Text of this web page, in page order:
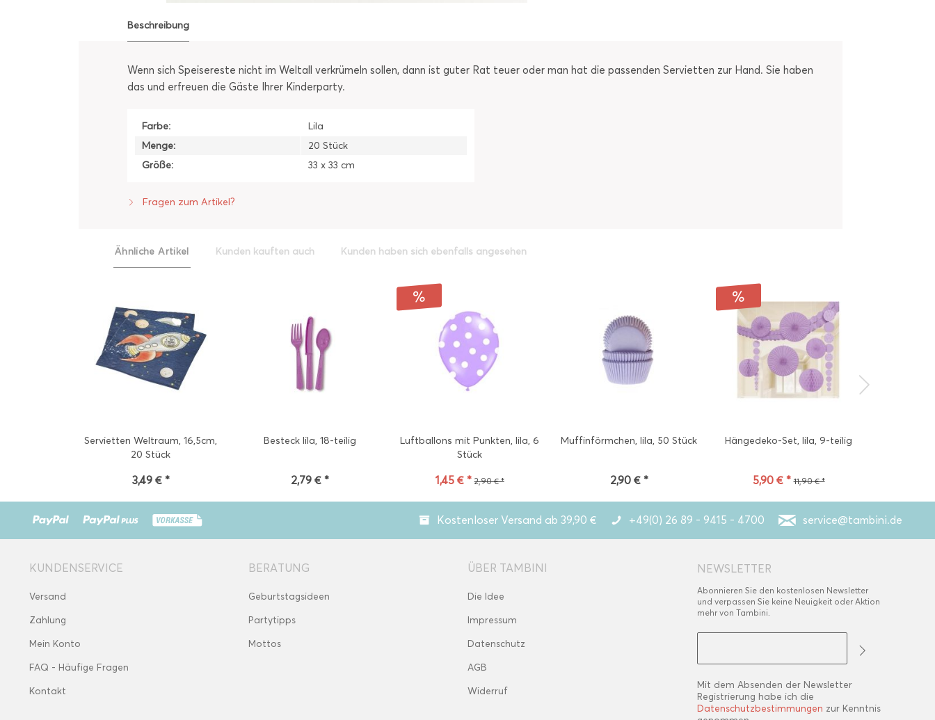
Beschreibung
Wenn sich Speisereste nicht im Weltall verkrümeln sollen, dann ist guter Rat teuer oder man hat die passenden Servietten zur Hand. Sie haben
das und erfreuen die Gäste Ihrer Kinderparty.
Farbe:
Lila
Menge:
20 Stück
Größe:
33 x 33 cm
Fragen zum Artikel?
Ähnliche Artikel Kunden kauften auch Kunden haben sich ebenfalls angesehen
Servietten Weltraum, 16,5cm,
20 Stück
3,49 € *
Besteck lila, 18-teilig
2,79 € *
Luftballons mit Punkten, lila, 6
Stück
1,45 € * 2,90 € *
Muffinförmchen, lila, 50 Stück
2,90 € *
Hängedeko-Set, lila, 9-teilig
5,90 € * 11,90 € *
Kostenloser Versand ab 39,90 € +49(0) 26 89 - 9415 - 4700 service@tambini.de
KUNDENSERVICE
Versand
Zahlung
Mein Konto
FAQ - Häufige Fragen
Kontakt
BERATUNG
Geburtstagsideen
Partytipps
Mottos
ÜBER TAMBINI
Die Idee
Impressum
Datenschutz
AGB
Widerruf
NEWSLETTER
Abonnieren Sie den kostenlosen Newsletter
und verpassen Sie keine Neuigkeit oder Aktion
mehr von Tambini.
Mit dem Absenden der Newsletter
Registrierung habe ich die
Datenschutzbestimmungen zur Kenntnis